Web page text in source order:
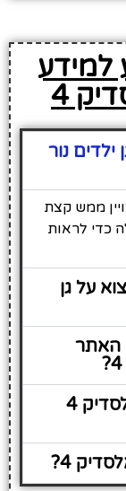
למידע
4
נור
נור אלסדיק 4 מצויין ממש קצת
כדי לראות
על גן
האם המידע על גן ילדים נור אלסדיק 4
4?